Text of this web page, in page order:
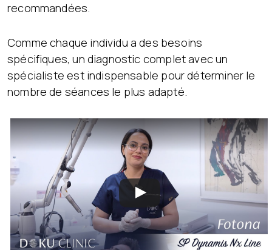
recommandées.
Comme chaque individu a des besoins
spécifiques, un diagnostic complet avec un
spécialiste est indispensable pour déterminer le
nombre de séances le plus adapté.